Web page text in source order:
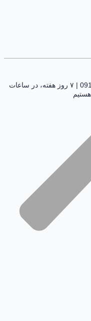
تلفن پشتیبانی 03145347944 | 09161135416 | ۷ روز هفته، در ساعات